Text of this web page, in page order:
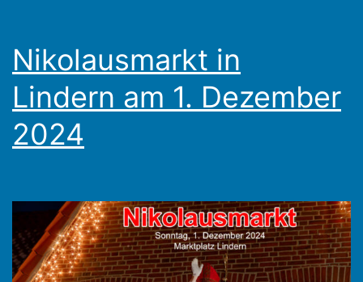
Nikolausmarkt in
Lindern am 1. Dezember
2024